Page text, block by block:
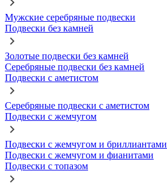
Мужские серебряные подвески
Подвески без камней
Золотые подвески без камней
Серебряные подвески без камней
Подвески с аметистом
Серебряные подвески с аметистом
Подвески с жемчугом
Подвески с жемчугом и бриллиантами
Подвески с жемчугом и фианитами
Подвески с топазом